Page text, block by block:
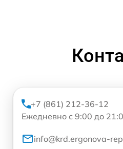
+7 (861) 212-36-12
Ежедневно с 9:00 до
info@krd.ergonova-